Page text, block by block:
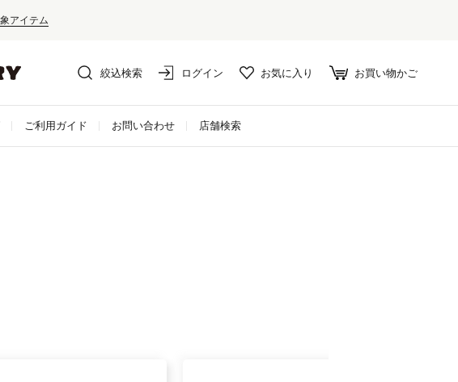
ト還元！
絞込検索 ログイン お気に入り お買い物かご
ご利用ガイド お問い合わせ 店舗検索